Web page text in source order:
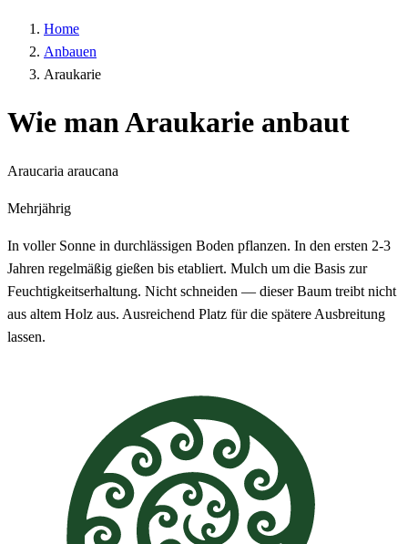
Home
Anbauen
Araukarie
Wie man Araukarie anbaut
Araucaria araucana
Mehrjährig
In voller Sonne in durchlässigen Boden pflanzen. In den ersten 2-3
Jahren regelmäßig gießen bis etabliert. Mulch um die Basis zur
Feuchtigkeitserhaltung. Nicht schneiden — dieser Baum treibt nicht
aus altem Holz aus. Ausreichend Platz für die spätere Ausbreitung
lassen.